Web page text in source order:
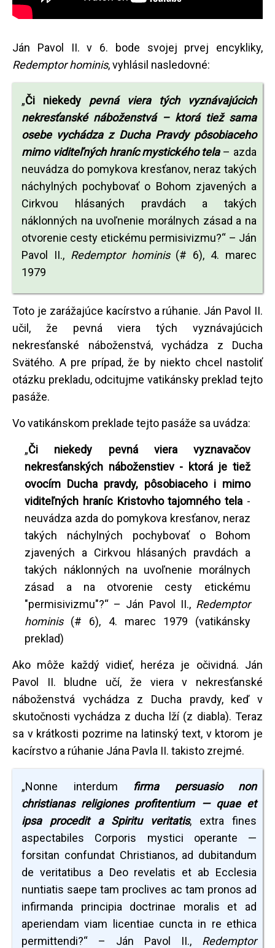
Ján Pavol II. v 6. bode svojej prvej encykliky,
Redemptor hominis, vyhlásil nasledovné:
„Či niekedy pevná viera tých vyznávajúcich
nekresťanské náboženstvá – ktorá tiež sama
osebe vychádza z Ducha Pravdy pôsobiaceho
mimo viditeľných hraníc mystického tela– azda
neuvádza do pomykova kresťanov, neraz takých
náchylných pochybovať o Bohom zjavených a
Cirkvou hlásaných pravdách a takých
náklonných na uvoľnenie morálnych zásad a na
otvorenie cesty etickému permisivizmu?“ – Ján
Pavol II.,Redemptor hominis(# 6), 4. marec
1979
Toto je zarážajúce kacírstvo a rúhanie. Ján Pavol II.
učil, že pevná viera tých vyznávajúcich
nekresťanské náboženstvá, vychádza z Ducha
Svätého. A pre prípad, že by niekto chcel nastoliť
otázku prekladu, odcitujme vatikánsky preklad tejto
pasáže.
Vo vatikánskom preklade tejto pasáže sa uvádza:
„Či niekedy pevná viera vyznavačov
nekresťanských náboženstiev - ktorá je tiež
ovocím Ducha pravdy, pôsobiaceho i mimo
viditeľných hraníc Kristovho tajomného tela-
neuvádza azda do pomykova kresťanov, neraz
takých náchylných pochybovať o Bohom
zjavených a Cirkvou hlásaných pravdách a
takých náklonných na uvoľnenie morálnych
zásad a na otvorenie cesty etickému
"permisivizmu"?“ – Ján Pavol II.,Redemptor
hominis(# 6), 4. marec 1979 (vatikánsky
preklad)
Ako môže každý vidieť, heréza je očividná. Ján
Pavol II. bludne učí, že viera v nekresťanské
náboženstvá vychádza z Ducha pravdy, keď v
skutočnosti vychádza z ducha lží (z diabla). Teraz
sa v krátkosti pozrime na latinský text, v ktorom je
kacírstvo a rúhanie Jána Pavla II. takisto zrejmé.
„Nonne interdum firma persuasio non
christianas religionesprofitentium — quae et
ipsa procedit a Spiritu veritatis, extra fines
aspectabiles Corporis mystici operante —
forsitan confundat Christianos, ad dubitandum
de veritatibus a Deo revelatis et ab Ecclesia
nuntiatis saepe tam proclives ac tam pronos ad
infirmanda principia doctrinae moralis et ad
aperiendam viam licentiae cuncta in re ethica
permittendi?“ – Ján Pavol II., Redemptor